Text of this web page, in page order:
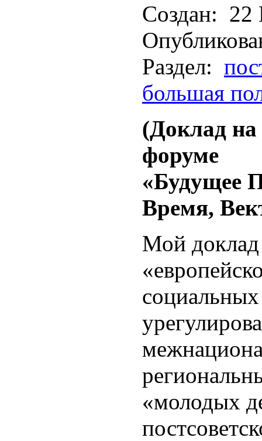
Создан: 22
Раздел:
большая
(Доклад
форуме
«Будущее
Время,
Мой
«молодых